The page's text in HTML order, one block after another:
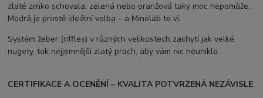
zlaté zrnko schovala, zelená nebo oranžová taky moc nepomůže.
Modrá je prostě ideální volba – a Minelab to ví.
Systém žeber (riffles) v různých velikostech zachytí jak velké
nugety, tak nejjemnější zlatý prach, aby vám nic neuniklo.
CERTIFIKACE A OCENĚNÍ – KVALITA POTVRZENÁ NEZÁVISLE